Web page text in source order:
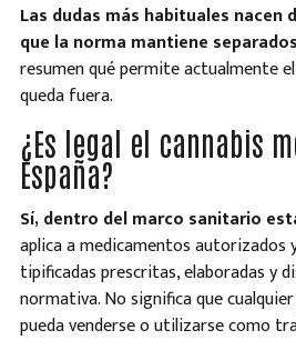
Las dudas más habituales nacen
que la norma mantiene separados
resumen qué permite actualmente
queda fuera.
¿Es legal el cannabis
España?
Sí, dentro del marco sanitario
aplica a medicamentos
tipificadas prescritas, elaboradas y
normativa. No significa que
pueda venderse o utilizarse como